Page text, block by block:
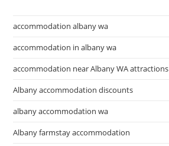
accommodation albany wa
accommodation in albany wa
accommodation near Albany WA attractions
Albany accommodation discounts
albany accommodation wa
Albany farmstay accommodation